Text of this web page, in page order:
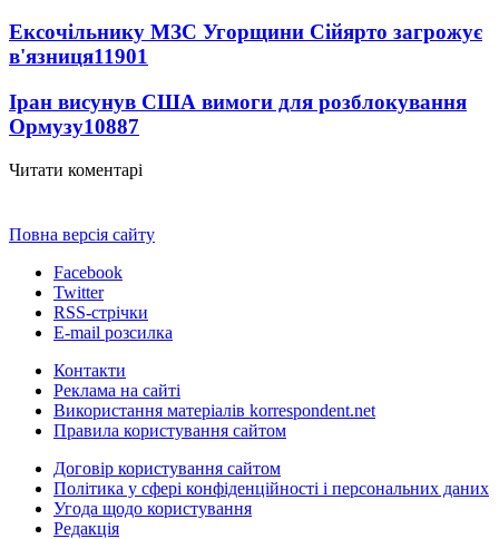
Ексочільнику МЗС Угорщини Сійярто загрожує
в'язниця11901
Іран висунув США вимоги для розблокування
Ормузу10887
Читати коментарі
Повна версія сайту
Facebook
Twitter
RSS-стрічки
E-mail розсилка
Контакти
Реклама на сайті
Використання матеріалів korrespondent.net
Правила користування сайтом
Договір користування сайтом
Політика у сфері конфіденційності і персональних даних
Угода щодо користування
Редакція